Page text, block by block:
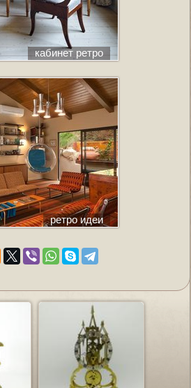
кабинет ретро
ретро идеи